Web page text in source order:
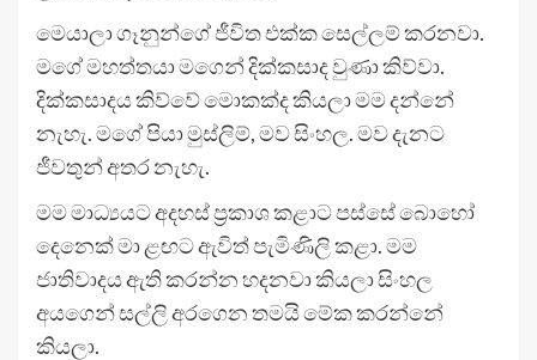
මෙයාලා ගෑනුන්ගේ ජීවිත එක්ක සෙල්ලම් කරනවා.
මගේ මහත්තයා මගෙන් දික්කසාද වුණා කිව්වා.
දික්කසාදය කිව්වේ මොකක්ද කියලා මම දන්නේ
නැහැ. මගේ පියා මුස්ලිම්, මව සිංහල. මව දැනට
ජීවතුන් අතර නැහැ.
මම මාධ්‍යයට අදහස් ප්‍රකාශ කළාට පස්සේ බොහෝ
දෙනෙක් මා ළඟට ඇවිත් පැමිණිලි කළා. මම
ජාතිවාදය ඇති කරන්න හදනවා කියලා සිංහල
අයගෙන් සල්ලි අරගෙන තමයි මේක කරන්නේ
කියලා.